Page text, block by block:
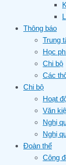
Thông báo
Trung
Học
Chi bộ
Các
Chi bộ
Hoạt
Văn
Nghị
Nghị
Đoàn thể
Công